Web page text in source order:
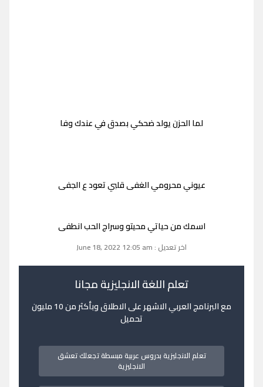
لما الحزن يولد ضحكي بصدق في عندك وفا
عيوني محرومي الغفى قلبي تعود ع الجفى
اسمك من حياتي محيتو وسراج الحب انطفى
اخر تعديل : June 18, 2022 12:05 am
تعلم اللغة الانجليزية مجانا
مع البرنامج العربي الاشهر على الاطلاق وبأكثر من 10 مليون
تحميل
تعلم الانجليزية بدروس عربية مبسطة تجعلك تعشق
الانجليزية